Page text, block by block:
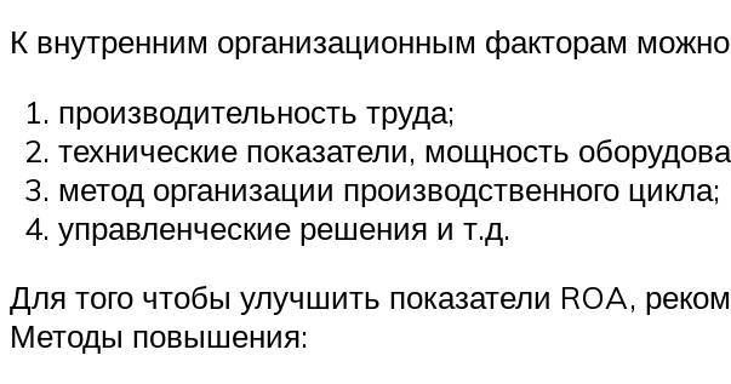
К внутренним организационным факторам можно
производительность труда;
технические показатели, мощность
метод организации производственного цикла;
управленческие решения и т.д.
Для того чтобы улучшить показатели ROA,
Методы повышения: